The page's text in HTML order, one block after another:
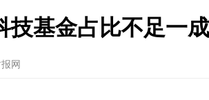
技基金占比不足一成
网